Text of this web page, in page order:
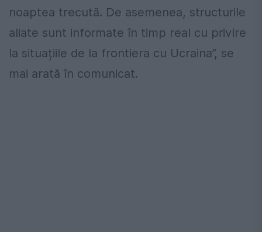
noaptea trecută. De asemenea, structurile
aliate sunt informate în timp real cu privire
la situațiile de la frontiera cu Ucraina”, se
mai arată în comunicat.